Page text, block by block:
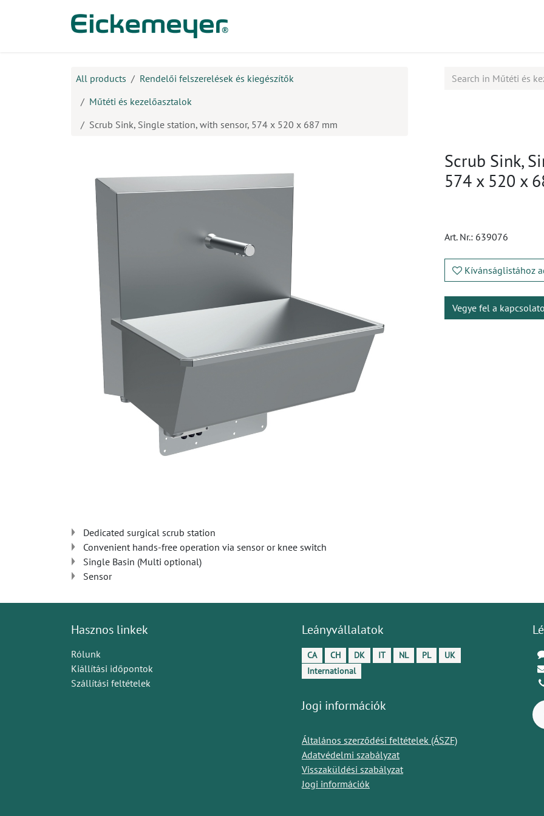
All products
Rendelői felszerelések és kiegészítők
Műtéti és kezelőasztalok
Scrub Sink, Single station, with sensor, 574 x 520 x 687 mm
Scrub Sink,
574 x 520 x
Art. Nr.: 639076
Kívánságlistához
Vegye fel a
Dedicated surgical scrub station
Convenient hands-free operation via sensor or knee switch
Single Basin (Multi optional)
Sensor
Hasznos linkek
Rólunk
Kiállítási időpontok
Szállítási feltételek
Leányvállalatok
CA CH DK IT NL PL
UK
International
Jogi információk
Általános szerződési feltételek (ÁSZF)
Adatvédelmi szabályzat
Visszaküldési szabályzat
Jogi információk